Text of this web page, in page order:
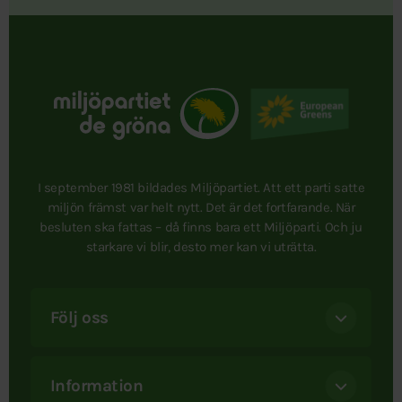
I september 1981 bildades Miljöpartiet. Att ett parti satte
miljön främst var helt nytt. Det är det fortfarande. När
besluten ska fattas – då finns bara ett Miljöparti. Och ju
starkare vi blir, desto mer kan vi uträtta.
Följ oss
Information